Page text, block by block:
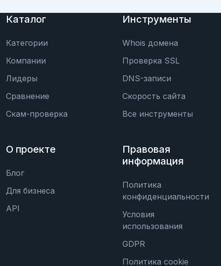
Каталог
Категории
Компании
Лидеры
Сравнение
Скам-проверка
Инструменты
Whois домена
Проверка SSL
DNS-записи
Скорость сайта
Все инструменты
О проекте
Блог
Для бизнеса
API
Правовая
информация
Политика
конфиденциальности
Условия
использования
GDPR
Политика cookie